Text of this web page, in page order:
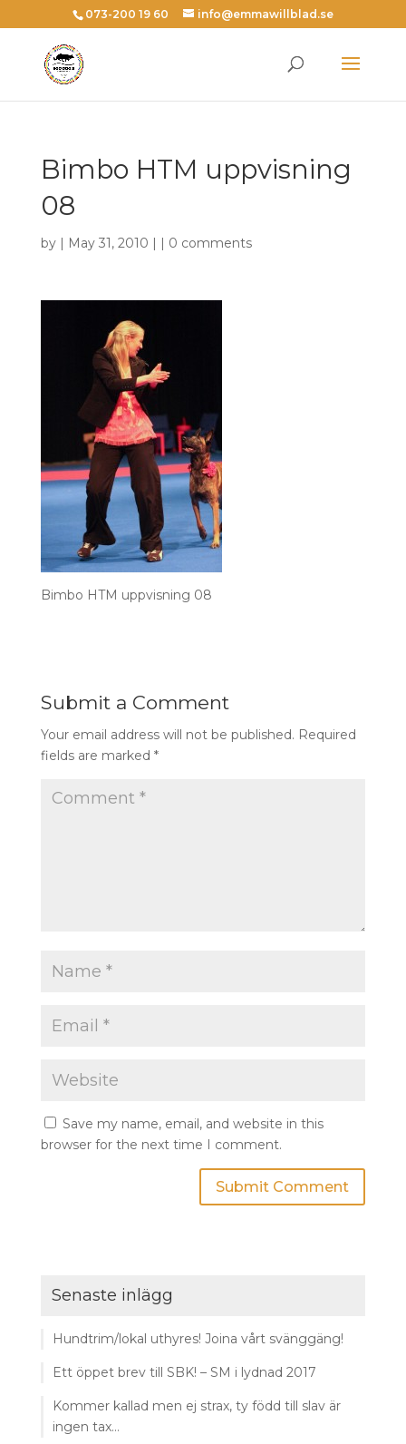
073-200 19 60 info@emmawillblad.se
Bimbo HTM uppvisning
08
by | May 31, 2010 | | 0 comments
Bimbo HTM uppvisning 08
Submit a Comment
Your email address will not be published. Required
fields are marked *
Save my name, email, and website in this
browser for the next time I comment.
Senaste inlägg
Hundtrim/lokal uthyres! Joina vårt svänggäng!
Ett öppet brev till SBK! – SM i lydnad 2017
Kommer kallad men ej strax, ty född till slav är
ingen tax…